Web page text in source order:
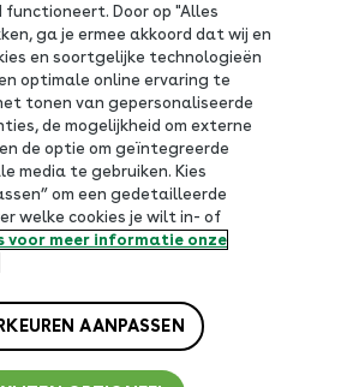
social
Door op "Alles
ga je ermee akkoord dat wij en
en soortgelijke technologieën
optimale online ervaring te
tonen van gepersonaliseerde
de mogelijkheid om externe
de optie om geïntegreerde
media te gebruiken. Kies
om een gedetailleerde
welke cookies je wilt in- of
voor meer informatie onze
AANPASSEN